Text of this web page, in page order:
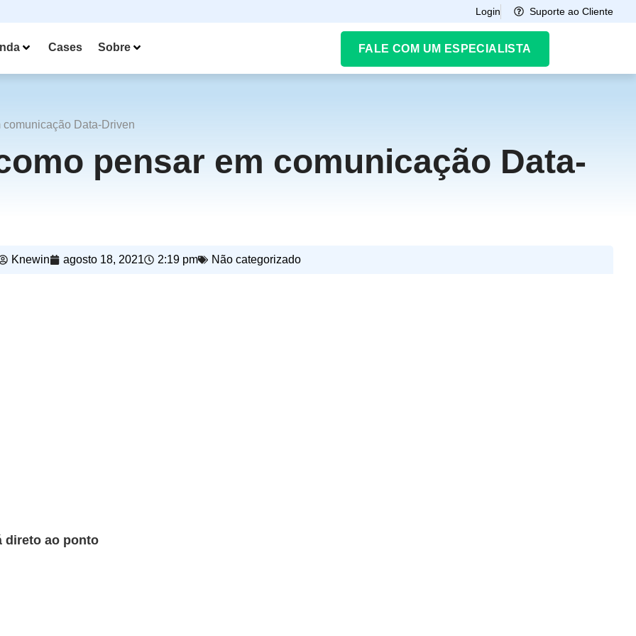
Login Suporte ao Cliente
Cases Sobre FALE COM UM ESPECIALISTA
Data-Driven
pensar em comunicação Data-
Knewin agosto 18, 2021 2:19 pm Não categorizado
direto ao ponto